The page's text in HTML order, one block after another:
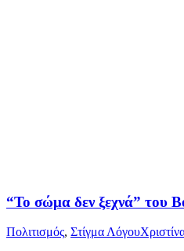
“Το σώμα δεν ξεχνά” του
Πολιτισμός, Στίγμα Λόγου